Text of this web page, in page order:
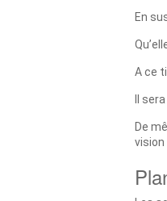
En
A ce
Il
De
vision